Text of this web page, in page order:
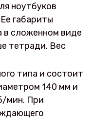
ноутбуков
габариты
в сложенном виде
тетради. Вес
типа и состоит
140 мм и
мин. При